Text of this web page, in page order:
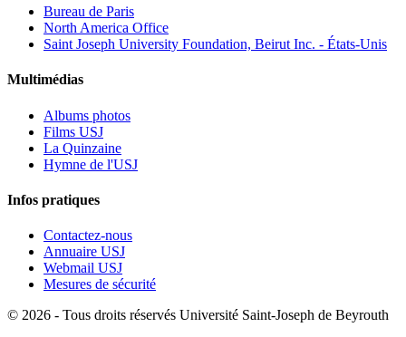
Bureau de Paris
North America Office
Saint Joseph University Foundation, Beirut Inc. - États-Unis
Multimédias
Albums photos
Films USJ
La Quinzaine
Hymne de l'USJ
Infos pratiques
Contactez-nous
Annuaire USJ
Webmail USJ
Mesures de sécurité
© 2026 - Tous droits réservés Université Saint-Joseph de Beyrouth